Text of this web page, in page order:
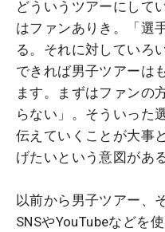
どういうツアーにして
はファンありき。「選
る。それに対していろ
できれば男子ツアーは
ます。まずはファンの
らない」。そういった
伝えていくことが大事
げたいという意図がある
以前から男子ツアー、
SNSやYouTubeなどを